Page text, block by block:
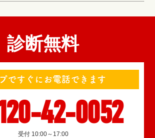
診断無料
ですぐにお電話できます
42-0052
受付 10:00～17:00